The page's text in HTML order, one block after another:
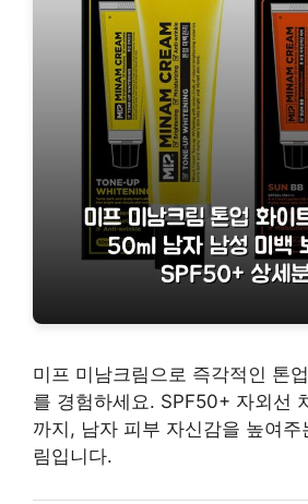
미프 미남크림으로 즉각적인 톤
를 경험하세요. SPF50+ 자외선
까지, 남자 피부 자신감을 높여주
림입니다.